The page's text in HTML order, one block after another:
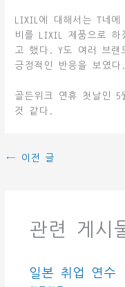
LIXIL에 대해서는 T네
비를 LIXIL 제품으로 하
고 했다. Y도 여러 브랜
긍정적인 반응을 보였다.
골든위크 연휴 첫날인
것 같다.
← 이전 글
관련 게시
일본 취업 연수